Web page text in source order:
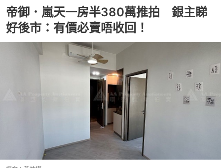
帝御．嵐天一房半380萬推拍 銀主睇
好後市：有價必賣唔收回！